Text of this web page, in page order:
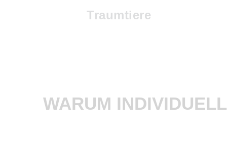
Traumtiere
WARUM